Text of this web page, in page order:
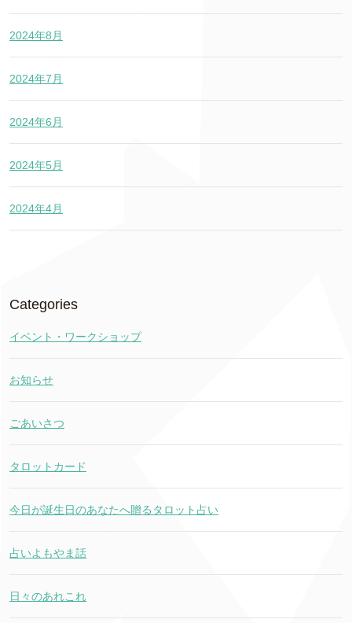
2024年8月
2024年7月
2024年6月
2024年5月
2024年4月
Categories
イベント・ワークショップ
お知らせ
ごあいさつ
タロットカード
今日が誕生日のあなたへ贈るタロット占い
占いよもやま話
日々のあれこれ